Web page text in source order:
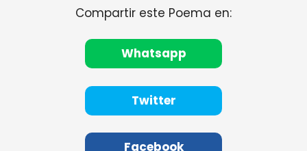
Compartir este Poema en:
Whatsapp
Twitter
Facebook